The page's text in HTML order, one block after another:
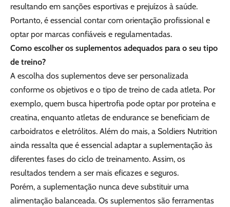
resultando em sanções esportivas e prejuízos à saúde.
Portanto, é essencial contar com orientação profissional e
optar por marcas confiáveis e regulamentadas.
Como escolher os suplementos adequados para o seu tipo
de treino?
A escolha dos suplementos deve ser personalizada
conforme os objetivos e o tipo de treino de cada atleta. Por
exemplo, quem busca hipertrofia pode optar por proteína e
creatina, enquanto atletas de endurance se beneficiam de
carboidratos e eletrólitos. Além do mais, a Soldiers Nutrition
ainda ressalta que é essencial adaptar a suplementação às
diferentes fases do ciclo de treinamento. Assim, os
resultados tendem a ser mais eficazes e seguros.
Porém, a suplementação nunca deve substituir uma
alimentação balanceada. Os suplementos são ferramentas